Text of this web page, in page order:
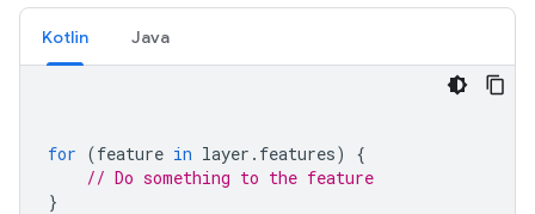
Kotlin Java
for (feature in layer . features)
{
// Do something to the feature
}